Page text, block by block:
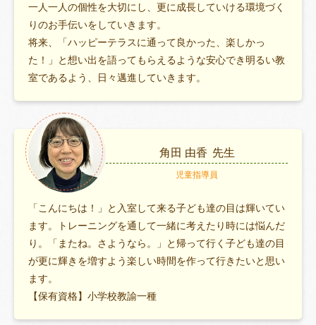
一人一人の個性を大切にし、更に成長していける環境づく
りのお手伝いをしていきます。
将来、「ハッピーテラスに通って良かった、楽しかっ
た！」と想い出を語ってもらえるような安心でき明るい教
室であるよう、日々邁進していきます。
角田 由香 先生
児童指導員
「こんにちは！」と入室して来る子ども達の目は輝いてい
ます。トレーニングを通して一緒に考えたり時には悩んだ
り。「またね。さようなら。」と帰って行く子ども達の目
が更に輝きを増すよう楽しい時間を作って行きたいと思い
ます。
【保有資格】小学校教諭一種